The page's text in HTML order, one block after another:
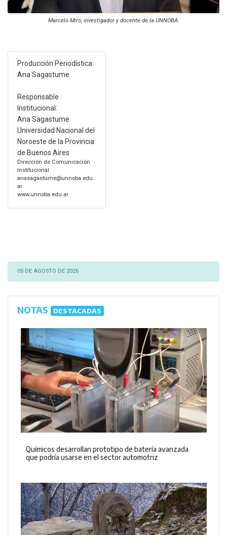
Marcelo Miró, investigador y docente de la UNNOBA.
Producción Periodística:
Ana Sagastume
Responsable
Institucional:
Ana Sagastume
Universidad Nacional del
Noroeste de la Provincia
de Buenos Aires
Dirección de Comunicación
Institucional
anasagastume@unnoba.edu.
ar
www.unnoba.edu.ar
05 DE AGOSTO DE 2026
NOTAS DESTACADAS
Químicos desarrollan prototipo de batería avanzada
que podría usarse en el sector automotriz